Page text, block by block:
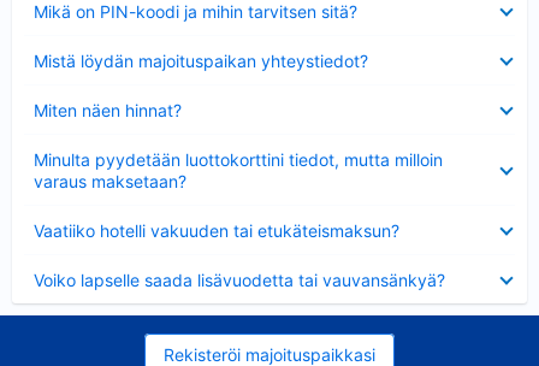
Mikä on PIN-koodi ja mihin tarvitsen sitä?
Mistä löydän majoituspaikan yhteystiedot?
Miten näen hinnat?
Minulta pyydetään luottokorttini tiedot, mutta milloin
varaus maksetaan?
Vaatiiko hotelli vakuuden tai etukäteismaksun?
Voiko lapselle saada lisävuodetta tai vauvansänkyä?
Rekisteröi majoituspaikkasi